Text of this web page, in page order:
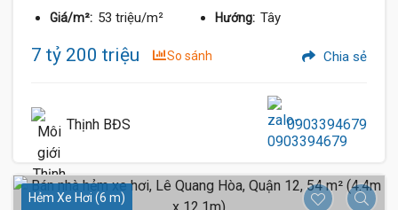
Giá/m²: 53 triệu/m² Hướng: Tây
7 tỷ 200 triệu So sánh Chia sẻ
Thịnh BĐS 0903394679
Hẻm Xe Hơi (6 m)